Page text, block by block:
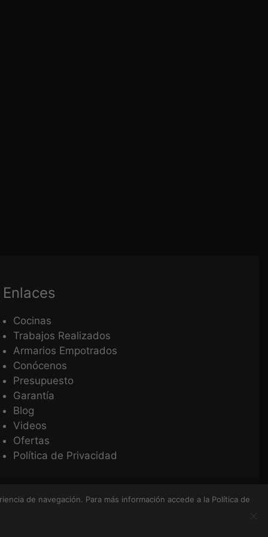
Enlaces
Cocinas
Trabajos Realizados
Armarios Empotrados
Conócenos
Presupuesto
Garantía
Blog
Videos
Ofertas
Política de Privacidad
de navegación. Para más información accede a la Política de